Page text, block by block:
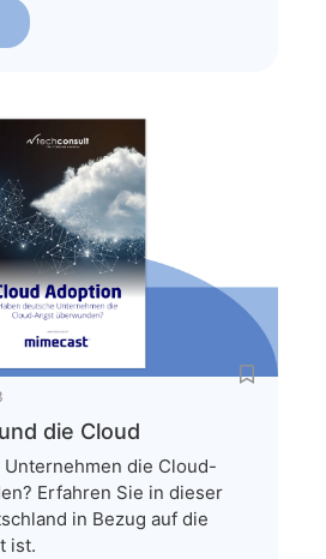
die Cloud
Unternehmen die Cloud-
Erfahren Sie in dieser
in Bezug auf die
ist.